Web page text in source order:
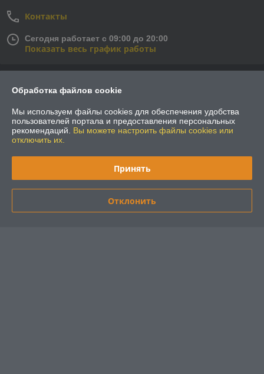
Контакты
Сегодня работает с 09:00 до 20:00
Показать весь график работы
Отзывы о магазине
54 отзывов за всё время
08.07.2024
Покупатель
Сделка подтверждена через корзину
27.06.2024
владимир
Обработка файлов cookie
Мы используем файлы cookies для обеспечения удобства
пользователей портала и предоставления персональных
рекомендаций. Вы можете настроить файлы cookies или
отключить их.
Принять
Отклонить